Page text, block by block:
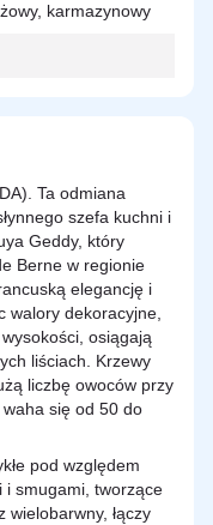
karmazynowy
Ta odmiana
szefa kuchni i
Geddy, który
Berne w regionie
elegancję i
walory dekoracyjne,
osiągają
liściach. Krzewy
liczbę owoców przy
się od 50 do
pod względem
i smugami, tworzące
łączy